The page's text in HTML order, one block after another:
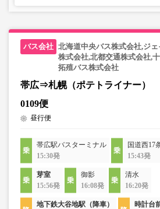
北海道中央バス株式会社,ジ
株式会社,北都交通株式会社,
拓殖バス株式会社
帯広⇒札幌（ポテトライナー）
0109便
昼行便
帯広駅バスターミナル
15:30発
国道西17
15:43発
芽室
15:56発
御影
16:08発
清水
16:20発
地下鉄大谷地駅（降車）
時計台